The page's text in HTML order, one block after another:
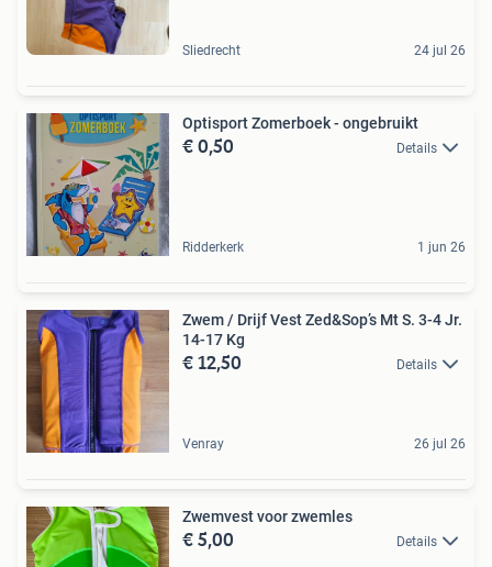
Sliedrecht 24 jul 26
Optisport Zomerboek - ongebruikt
€ 0,50 Details
Ridderkerk 1 jun 26
Zwem / Drijf Vest Zed&Sop’s Mt S. 3-4 Jr.
14-17 Kg
€ 12,50 Details
Venray 26 jul 26
Zwemvest voor zwemles
€ 5,00 Details